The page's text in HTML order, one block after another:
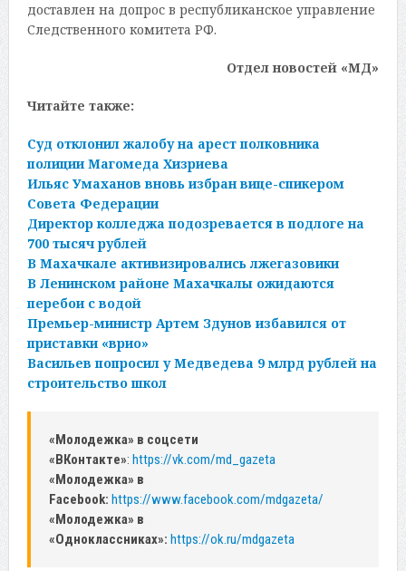
доставлен на допрос в республиканское управление
Следственного комитета РФ.
Отдел новостей «МД»
Читайте также:
Суд отклонил жалобу на арест полковника
полиции Магомеда Хизриева
Ильяс Умаханов вновь избран вице-спикером
Совета Федерации
Директор колледжа подозревается в подлоге на
700 тысяч рублей
В Махачкале активизировались лжегазовики
В Ленинском районе Махачкалы ожидаются
перебои с водой
Премьер-министр Артем Здунов избавился от
приставки «врио»
Васильев попросил у Медведева 9 млрд рублей на
строительство школ
«Молодежка» в соцсети
«ВКонтакте»: https://vk.com/md_gazeta
«Молодежка» в
Facebook: https://www.facebook.com/mdgazeta/
«Молодежка» в
«Одноклассниках»: https://ok.ru/mdgazeta